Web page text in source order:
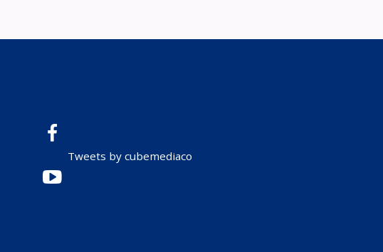
Tweets by cubemediaco